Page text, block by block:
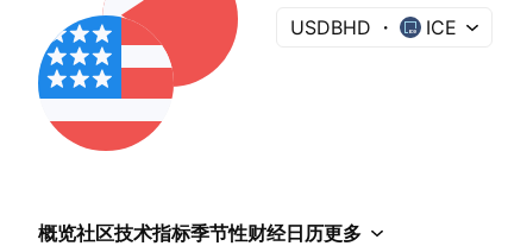
USDBHD ICE
概览社区技术指标季节性财经日历更多